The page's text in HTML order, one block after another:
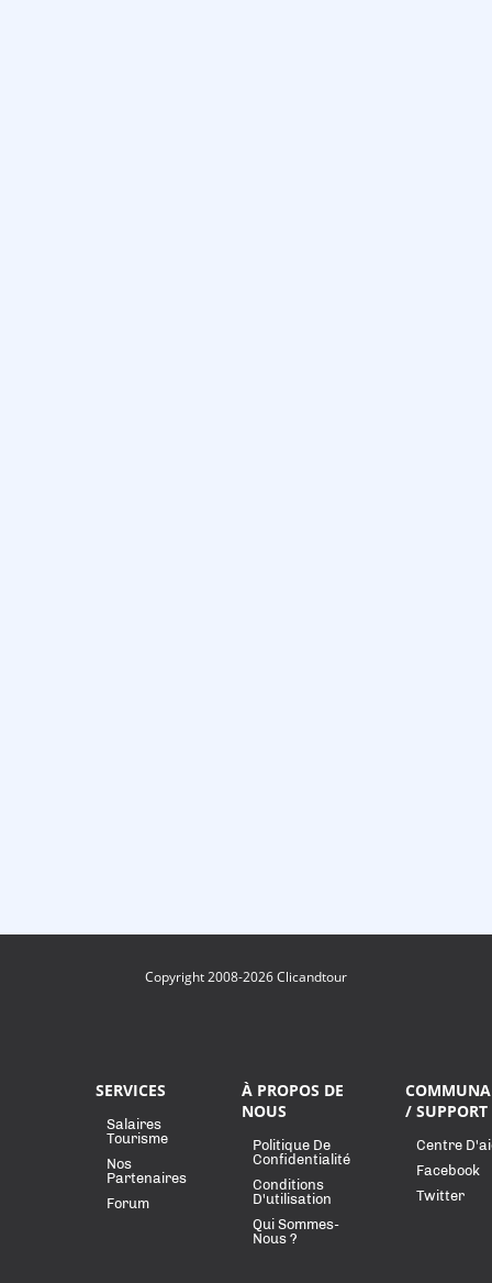
Copyright 2008-2026 Clicandtour
SERVICES
Salaires
Tourisme
Nos
Partenaires
Forum
À PROPOS DE
NOUS
Politique De
Confidentialité
Conditions
D'utilisation
Qui Sommes-
Nous ?
/ SUPPORT
Centre
Facebook
Twitter